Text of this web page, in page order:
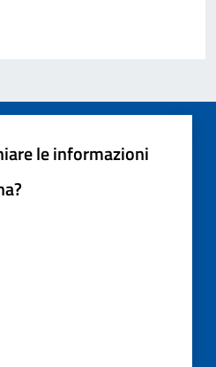
le informazioni